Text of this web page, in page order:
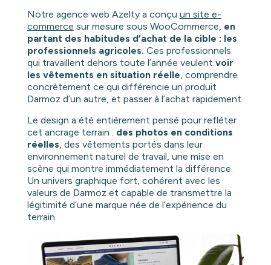
Notre agence web Azelty a conçu un site e-
commerce sur mesure sous WooCommerce, en
partant des habitudes d’achat de la cible : les
professionnels agricoles. Ces professionnels
qui travaillent dehors toute l’année veulent voir
les vêtements en situation réelle, comprendre
concrètement ce qui différencie un produit
Darmoz d’un autre, et passer à l’achat rapidement.
Le design a été entièrement pensé pour refléter
cet ancrage terrain : des photos en conditions
réelles, des vêtements portés dans leur
environnement naturel de travail, une mise en
scène qui montre immédiatement la différence.
Un univers graphique fort, cohérent avec les
valeurs de Darmoz et capable de transmettre la
légitimité d’une marque née de l’expérience du
terrain.